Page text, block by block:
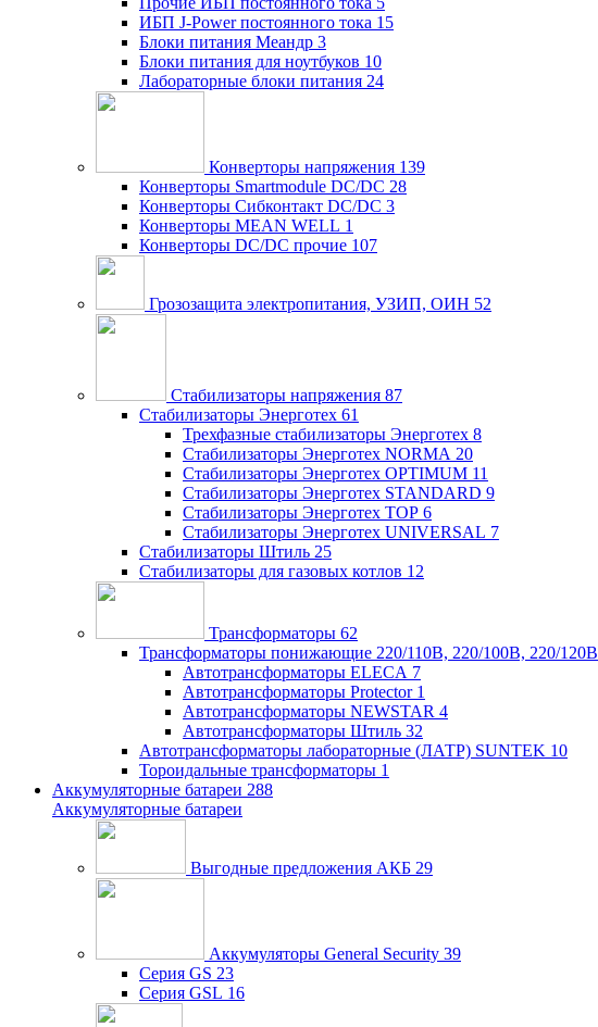
ИБП J-Power постоянного тока 15
Блоки питания Меандр 3
Блоки питания для ноутбуков 10
Лабораторные блоки питания 24
Конверторы напряжения 139
Конверторы Smartmodule DC/DC 28
Конверторы Сибконтакт DC/DC 3
Конверторы MEAN WELL 1
Конверторы DC/DC прочие 107
Грозозащита электропитания, УЗИП, ОИН 52
Стабилизаторы напряжения 87
Стабилизаторы Энерготех 61
Трехфазные стабилизаторы Энерготех 8
Стабилизаторы Энерготех NORMA 20
Стабилизаторы Энерготех OPTIMUM 11
Стабилизаторы Энерготех STANDARD 9
Стабилизаторы Энерготех TOP 6
Стабилизаторы Энерготех UNIVERSAL 7
Стабилизаторы Штиль 25
Стабилизаторы для газовых котлов 12
Трансформаторы 62
Трансформаторы понижающие 220/110В, 220/100В, 220/120В
Автотрансформаторы ELECA 7
Автотрансформаторы Protector 1
Автотрансформаторы NEWSTAR 4
Автотрансформаторы Штиль 32
Автотрансформаторы лабораторные (ЛАТР) SUNTEK 10
Тороидальные трансформаторы 1
Аккумуляторные батареи 288
Аккумуляторные батареи
Выгодные предложения АКБ 29
Аккумуляторы General Security 39
Серия GS 23
Серия GSL 16